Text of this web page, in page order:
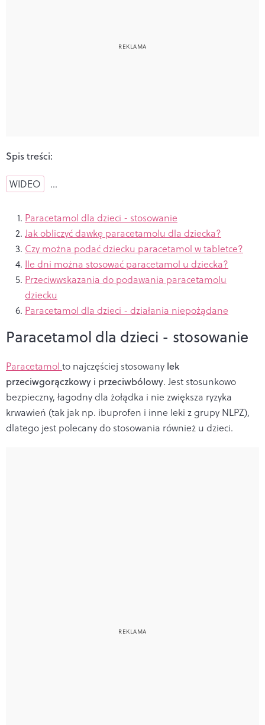
Spis treści:
WIDEO …
Paracetamol dla dzieci - stosowanie
Jak obliczyć dawkę paracetamolu dla dziecka?
Czy można podać dziecku paracetamol w tabletce?
Ile dni można stosować paracetamol u dziecka?
Przeciwwskazania do podawania paracetamolu
dziecku
Paracetamol dla dzieci - działania niepożądane
Paracetamol dla dzieci - stosowanie
Paracetamol to najczęściej stosowany lek
przeciwgorączkowy i przeciwbólowy. Jest stosunkowo
bezpieczny, łagodny dla żołądka i nie zwiększa ryzyka
krwawień (tak jak np. ibuprofen i inne leki z grupy NLPZ),
dlatego jest polecany do stosowania również u dzieci.